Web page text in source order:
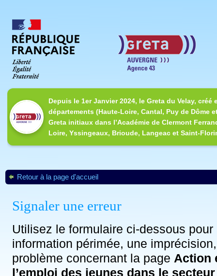
Depuis le 1er Janvier 2024, le Greta du Velay,
départements (Haute-Loire, Cantal, Puy de Dôme
Greta initiaux dans l’Académie de Clermont
Loire, Yssingeaux, Brioude, Langeac et Saint-
Retour à la page d'accueil
Signaler une erreur
Utilisez le formulaire ci-dessous
information périmée, une
problème concernant la page Action
l’emploi des jeunes dans le